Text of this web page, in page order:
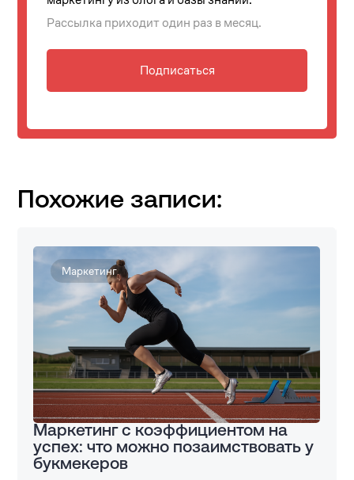
Рассылка приходит один раз в месяц.
Подписаться
Похожие записи:
Маркетинг
Маркетинг с коэффициентом на
успех: что можно позаимствовать у
букмекеров